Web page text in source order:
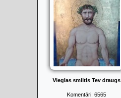
Vieglas smiltis Tev draugs
Komentāri: 6565